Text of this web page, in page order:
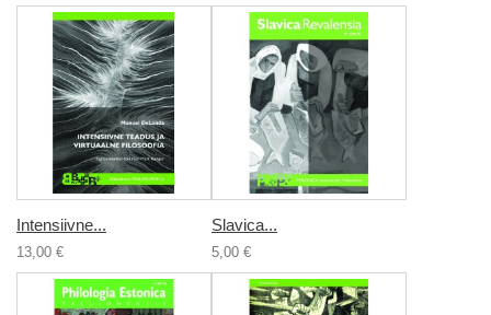
Intensiivne...
13,00 €
Slavica...
5,00 €